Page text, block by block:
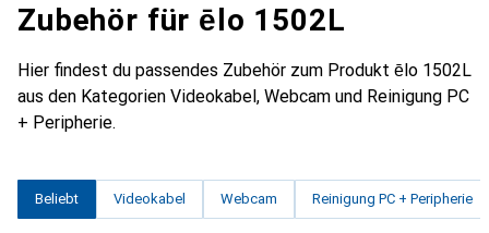
Zubehör für ēlo 1502L
Hier findest du passendes Zubehör zum Produkt ēlo 1502L
aus den Kategorien Videokabel, Webcam und Reinigung PC
+ Peripherie.
Beliebt Videokabel Webcam Reinigung PC + Peripherie